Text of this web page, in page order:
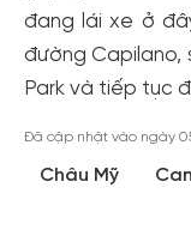
đang lái xe ở
đường Capilano,
Park và tiếp tục
Đã cập nhật vào ngày
Châu Mỹ
Tạo tài
Tạo tài khoản để